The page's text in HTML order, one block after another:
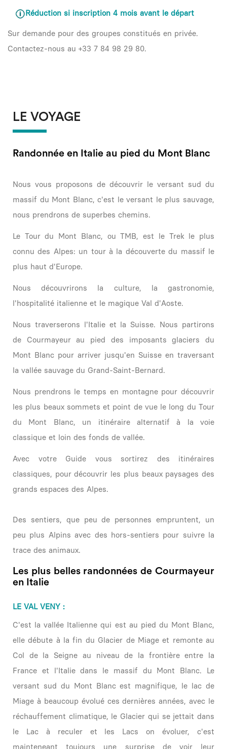
Réduction si inscription 4 mois avant le départ
Sur demande pour des groupes constitués en privée.
Contactez-nous au +33 7 84 98 29 80.
LE VOYAGE
Randonnée en Italie au pied du Mont Blanc
Nous vous proposons de découvrir le versant sud du
massif du Mont Blanc, c'est le versant le plus sauvage,
nous prendrons de superbes chemins.
Le Tour du Mont Blanc, ou TMB, est le Trek le plus
connu des Alpes: un tour à la découverte du massif le
plus haut d'Europe.
Nous découvrirons la culture, la gastronomie,
l'hospitalité italienne et le magique Val d'Aoste.
Nous traverserons l'Italie et la Suisse. Nous partirons
de Courmayeur au pied des imposants glaciers du
Mont Blanc pour arriver jusqu'en Suisse en traversant
la vallée sauvage du Grand-Saint-Bernard.
Nous prendrons le temps en montagne pour découvrir
les plus beaux sommets et point de vue le long du Tour
du Mont Blanc, un itinéraire alternatif à la voie
classique et loin des fonds de vallée.
Avec votre Guide vous sortirez des itinéraires
classiques, pour découvrir les plus beaux paysages des
grands espaces des Alpes.
Des sentiers, que peu de personnes empruntent, un
peu plus Alpins avec des hors-sentiers pour suivre la
trace des animaux.
Les plus belles randonnées de Courmayeur
en Italie
LE VAL VENY :
C'est la vallée Italienne qui est au pied du Mont Blanc,
elle débute à la fin du Glacier de Miage et remonte au
Col de la Seigne au niveau de la frontière entre la
France et l'Italie dans le massif du Mont Blanc. Le
versant sud du Mont Blanc est magnifique, le lac de
Miage à beaucoup évolué ces dernières années, avec le
réchauffement climatique, le Glacier qui se jettait dans
le Lac à reculer et les Lacs on évoluer, c'est
mainteneant toujours une surprise de voir leur